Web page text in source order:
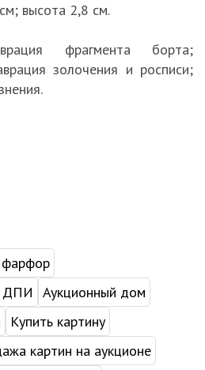
высота 2,8 см.
фрагмента борта;
золочения и росписи;
фарфор
ДПИ
Аукционный дом
Купить картину
картин на аукционе